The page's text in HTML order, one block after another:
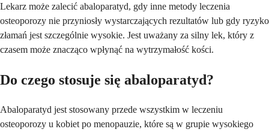
Lekarz może zalecić abaloparatyd, gdy inne metody leczenia
osteoporozy nie przyniosły wystarczających rezultatów lub gdy ryzyko
złamań jest szczególnie wysokie. Jest uważany za silny lek, który z
czasem może znacząco wpłynąć na wytrzymałość kości.
Do czego stosuje się abaloparatyd?
Abaloparatyd jest stosowany przede wszystkim w leczeniu
osteoporozy u kobiet po menopauzie, które są w grupie wysokiego